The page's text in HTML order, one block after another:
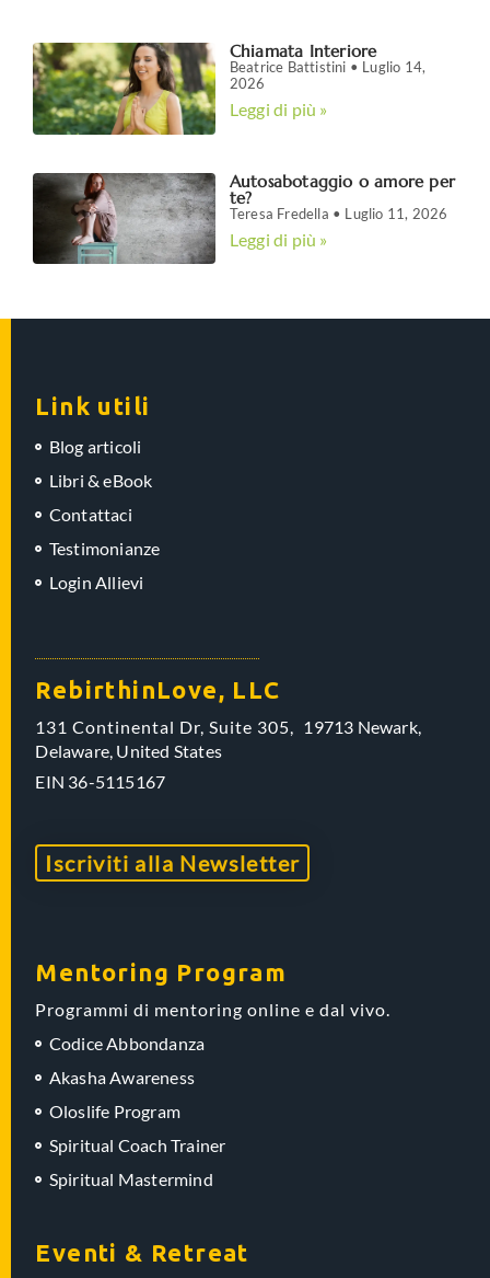
Chiamata Interiore
Beatrice Battistini
Luglio 14,
2026
Leggi di più »
Autosabotaggio o amore per
te?
Teresa Fredella Luglio 11, 2026
Leggi di più »
Link utili
Blog articoli
Libri & eBook
Contattaci
Testimonianze
Login Allievi
RebirthinLove, LLC
131 Continental Dr, Suite 305, 19713 Newark,
Delaware, United States
EIN 36-5115167
Iscriviti alla Newsletter
Mentoring Program
Programmi di mentoring online e dal vivo.
Codice Abbondanza
Akasha Awareness
Oloslife Program
Spiritual Coach Trainer
Spiritual Mastermind
Eventi & Retreat